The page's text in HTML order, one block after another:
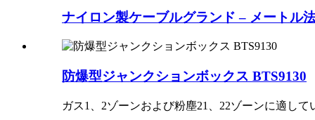
ナイロン製ケーブルグランド – メートル
防爆型ジャンクションボックス BTS9130
ガス1、2ゾーンおよび粉塵21、22ゾーンに適して